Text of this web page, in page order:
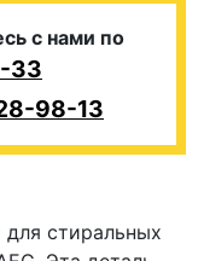
с нами по
33
98-13
стиральных